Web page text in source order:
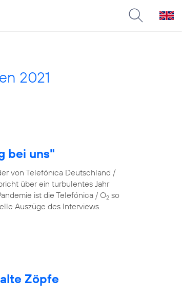
2021
bei uns"
von Telefónica Deutschland /
über ein turbulentes Jahr
ist die Telefónica / O2 so
Auszüge des Interviews.
Zöpfe